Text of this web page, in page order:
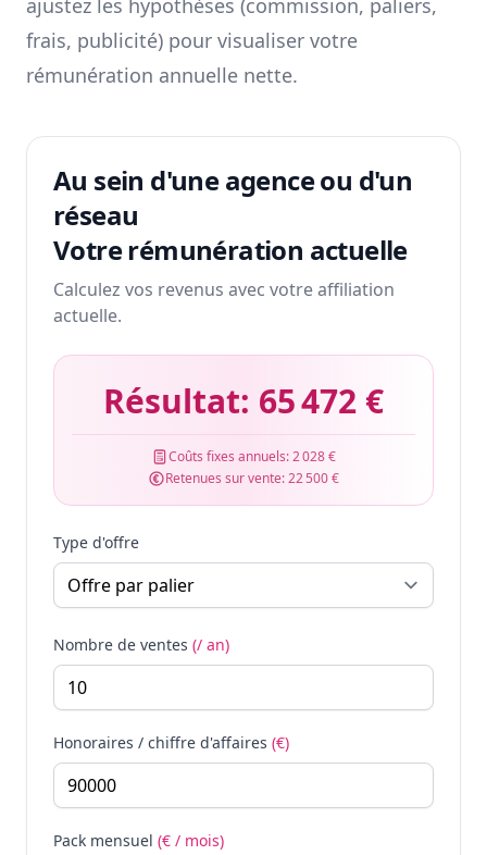
ajustez les hypothèses (commission, paliers,
frais, publicité) pour visualiser votre
rémunération annuelle nette.
Au sein d'une agence ou d'un
réseau
Votre rémunération actuelle
Calculez vos revenus avec votre affiliation
actuelle.
Résultat: 65 472 €
Coûts fixes annuels:2 028 €
Retenues sur vente:22 500 €
Type d'offre
Nombre de ventes (/ an)
Honoraires / chiffre d'affaires (€)
Pack mensuel (€ / mois)